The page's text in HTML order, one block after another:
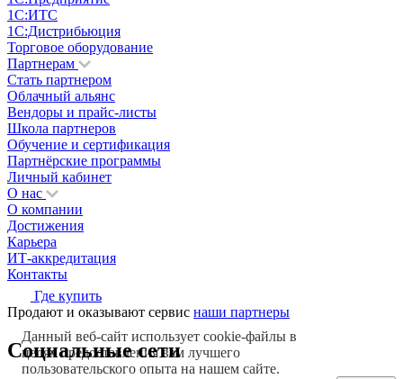
1С:ИТС
1С:Дистрибьюция
Торговое оборудование
Партнерам
Стать партнером
Облачный альянс
Вендоры и прайс-листы
Школа партнеров
Обучение и сертификация
Партнёрские программы
Личный кабинет
О нас
О компании
Достижения
Карьера
ИТ-аккредитация
Контакты
Где купить
Продают и оказывают сервис наши партнеры
Социальные сети
Данный веб-сайт использует cookie-файлы в
целях предоставления вам лучшего
пользовательского опыта на нашем сайте.